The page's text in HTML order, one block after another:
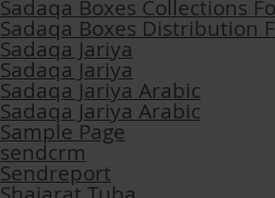
Sadaqa Boxes Collections
Sadaqa Boxes Distribution
Sadaqa Jariya
Sadaqa Jariya
Sadaqa Jariya Arabic
Sadaqa Jariya Arabic
Sample Page
sendcrm
Sendreport